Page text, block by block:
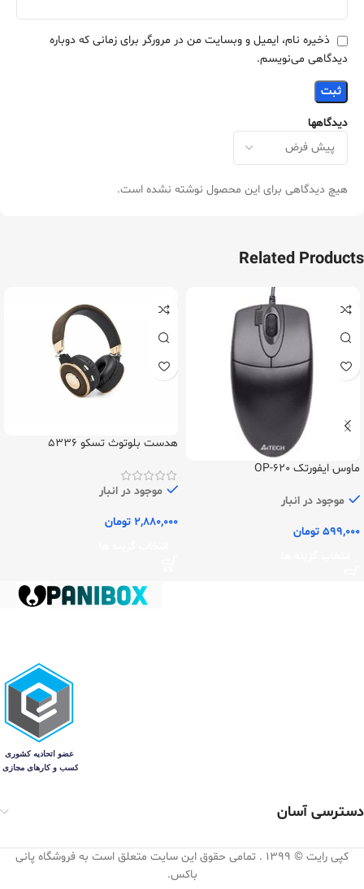
دیدگاهها
هیچ دیدگاهی برای این محصول نوشته نشده است.
ذخیره نام، ایمیل و وبسایت من در مرورگر برای زمانی که دوباره
دیدگاهی می‌نویسم.
Related Products
ماوس ایفورتک OP-620
موجود در انبار
599,000 تومان
هدست بلوتوث تسکو 5336
موجود در انبار
2,880,000 تومان
دسترسی آسان
کپی رایت © 1399 . تمامی حقوق این سایت متعلق است به فروشگاه پانی
باکس.